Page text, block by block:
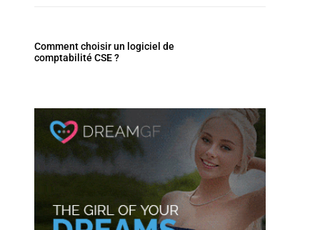
Comment choisir un logiciel de
comptabilité CSE ?